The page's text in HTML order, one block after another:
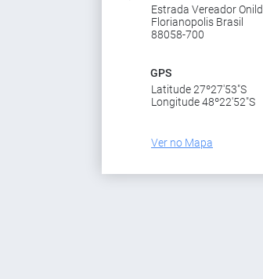
Estrada Vereador
Florianopolis Brasil
88058-700
GPS
Latitude 27º27'53"S
Longitude 48º22'52"S
Ver no Mapa